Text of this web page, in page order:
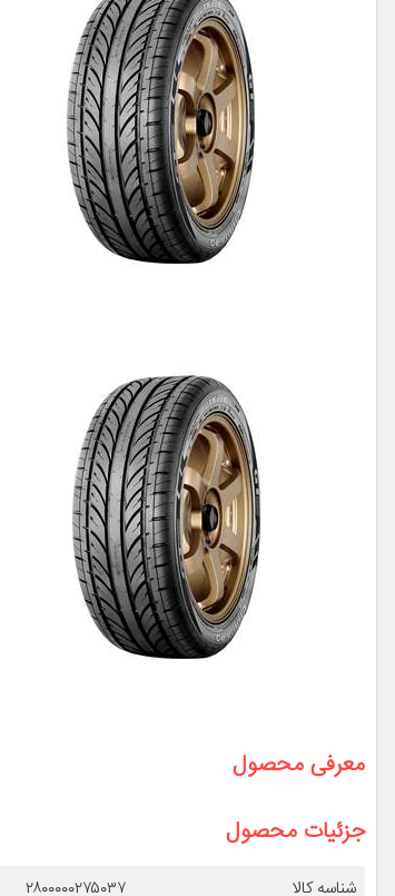
معرفی محصول
جزئیات محصول
شناسه کالا ۲۸۰۰۰۰۰۲۷۵۰۳۷